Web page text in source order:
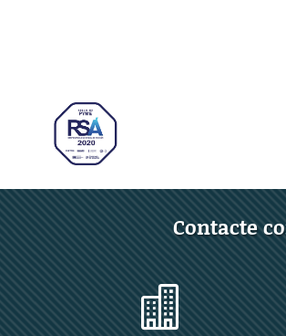
Contacte
